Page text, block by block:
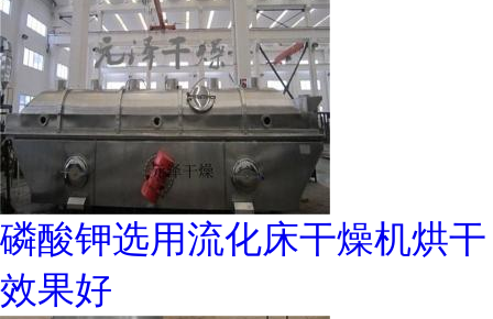
磷酸钾选用流化床干燥机烘干
效果好